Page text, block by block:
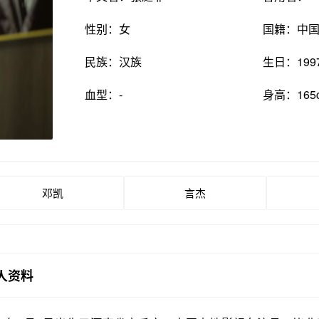
性别：女
国籍：中
民族：汉族
生日：
血型：-
身高：
邓凯 言杰
资料